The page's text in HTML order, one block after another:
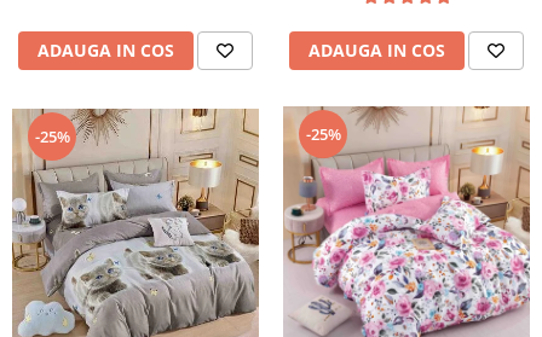
ADAUGA IN COS ADAUGA IN COS
-25% -25%